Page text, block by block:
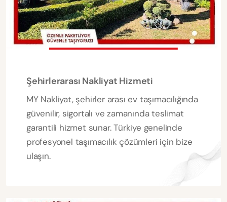
Şehirlerarası Nakliyat Hizmeti
MY Nakliyat, şehirler arası ev taşımacılığında
güvenilir, sigortalı ve zamanında teslimat
garantili hizmet sunar. Türkiye genelinde
profesyonel taşımacılık çözümleri için bize
ulaşın.